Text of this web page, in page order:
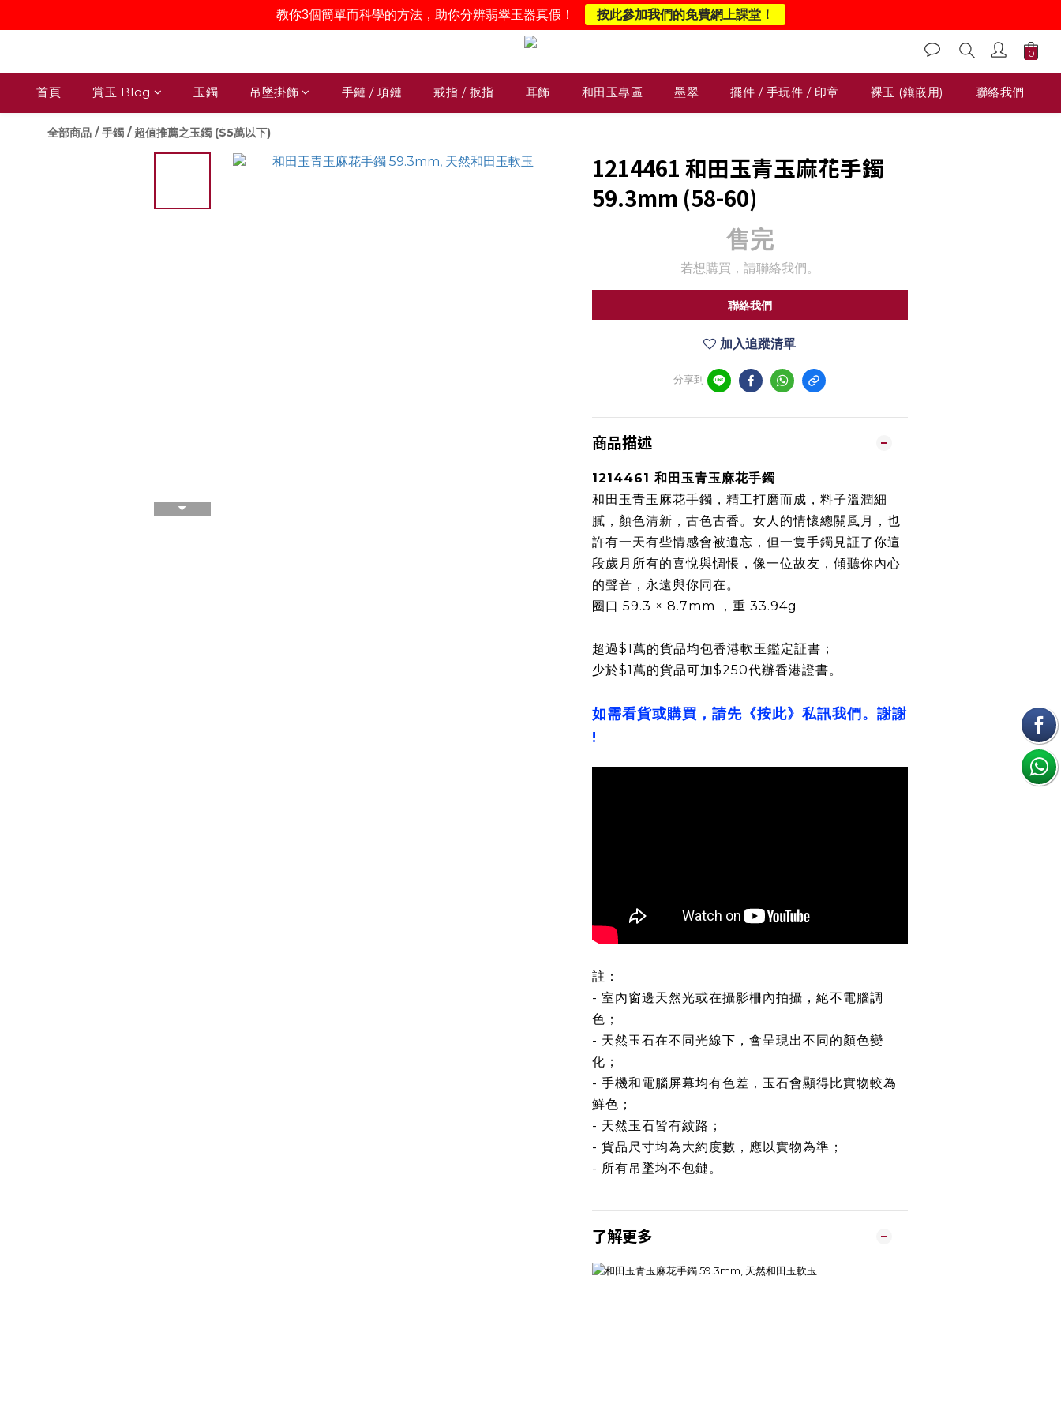
首頁 賞玉 Blog 玉鐲 吊墜掛飾 手鏈 / 項鏈 戒指 / 扳指 耳飾 和田玉專區 墨翠 擺件 / 手玩件 / 印章 裸玉 (鑲嵌用) 聯絡我們
全部商品 /手鐲 / 超值推薦之玉鐲 ($5萬以下)
1214461 和田玉青玉麻花手鐲
59.3mm (58-60)
售完
若想購買，請聯絡我們。
聯絡我們
加入追蹤清單
分享到
商品描述
1214461 和田玉青玉麻花手鐲
和田玉青玉麻花手鐲，精工打磨而成，料子溫潤細
膩，顏色清新，古色古香。女人的情懷總關風月，也
許有一天有些情感會被遺忘，但一隻手鐲見証了你這
段歲月所有的喜悅與惆悵，像一位故友，傾聽你內心
的聲音，永遠與你同在。
圈口 59.3 × 8.7mm ，重 33.94g
超過$1萬的貨品均包香港軟玉鑑定証書；
少於$1萬的貨品可加$250代辦香港證書。
如需看貨或購買，請先《按此》私訊我們。謝謝
!
註：
- 室內窗邊天然光或在攝影柵內拍攝，絕不電腦調
色；
- 天然玉石在不同光線下，會呈現出不同的顏色變
化；
- 手機和電腦屏幕均有色差，玉石會顯得比實物較為
鮮色；
- 天然玉石皆有紋路；
- 貨品尺寸均為大約度數，應以實物為準；
- 所有吊墜均不包鏈。
了解更多
教你3個簡單而科學的方法，助你分辨翡翠玉器真假！ 按此參加我們的免費網上課堂！